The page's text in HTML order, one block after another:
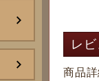
レ
商品